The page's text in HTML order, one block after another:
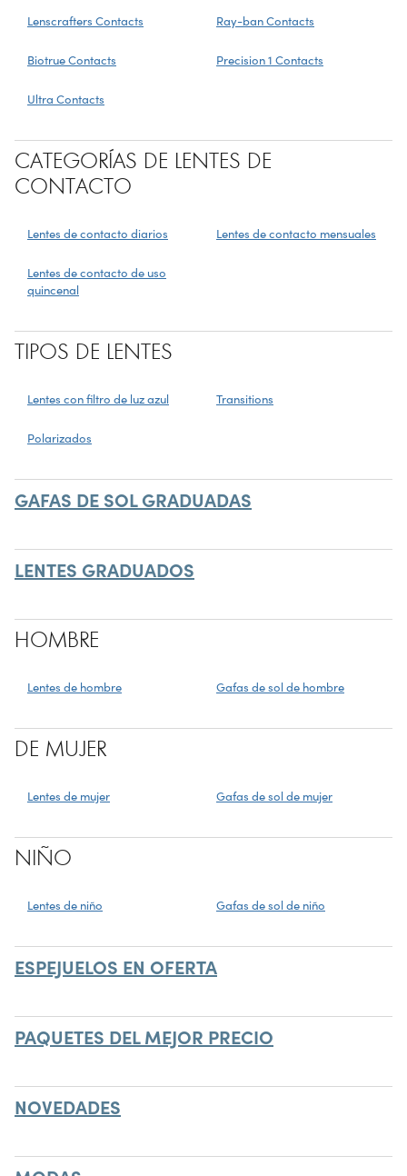
Lenscrafters Contacts Ray-ban Contacts
Biotrue Contacts Precision 1 Contacts
Ultra Contacts
CATEGORÍAS DE LENTES DE
CONTACTO
Lentes de contacto diarios Lentes de contacto mensuales
Lentes de contacto de uso
quincenal
TIPOS DE LENTES
Lentes con filtro de luz azul Transitions
Polarizados
GAFAS DE SOL GRADUADAS
LENTES GRADUADOS
HOMBRE
Lentes de hombre Gafas de sol de hombre
DE MUJER
Lentes de mujer Gafas de sol de mujer
NIÑO
Lentes de niño Gafas de sol de niño
ESPEJUELOS EN OFERTA
PAQUETES DEL MEJOR PRECIO
NOVEDADES